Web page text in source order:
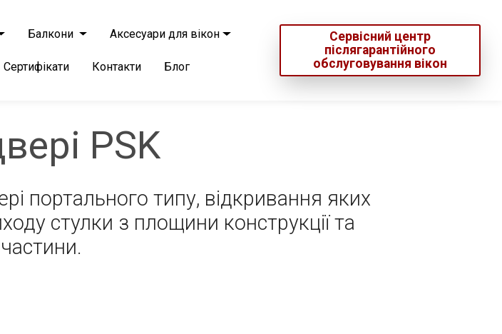
Балкони Аксесуари для вікон
Сертифікати Контакти Блог
Сервісний центр
післягарантійного
обслуговування вікон
PSK
портального типу, відкривання яких
стулки з площини конструкції та